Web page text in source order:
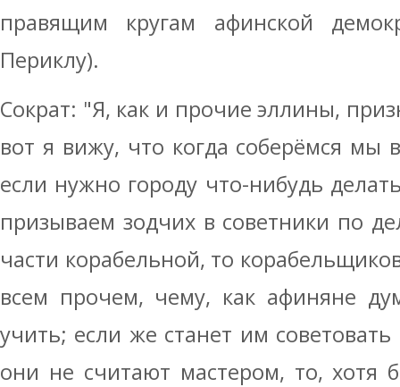
правящим кругам афинской
Периклу).
Сократ: "Я, как и прочие эллины,
вот я вижу, что когда соберёмся мы
если нужно городу что-нибудь
призываем зодчих в советники по
части корабельной, то
всем прочем, чему, как афиняне
учить; если же станет им советовать
они не считают мастером, то, хотя